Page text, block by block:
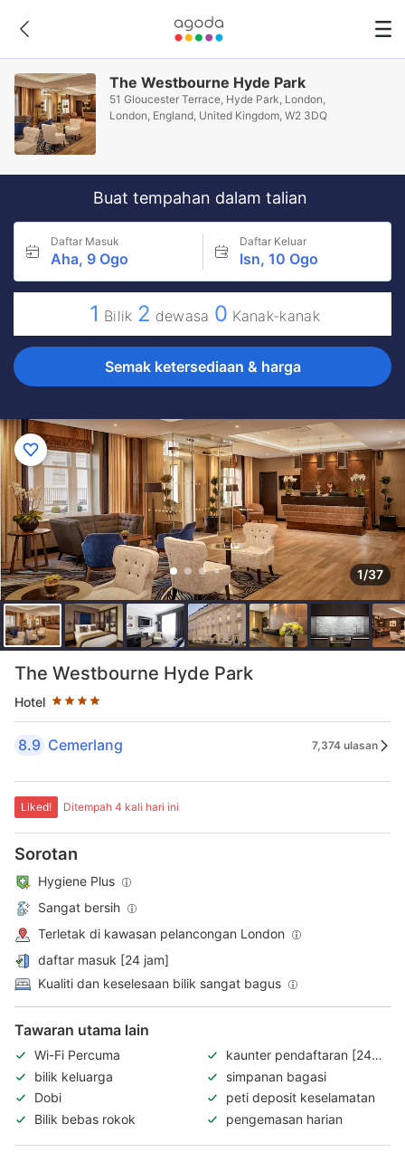
The Westbourne Hyde Park
51 Gloucester Terrace, Hyde Park, London,
London, England, United Kingdom, W2 3DQ
Buat tempahan dalam talian
Daftar Masuk
Aha, 9 Ogo
Daftar Keluar
Isn, 10 Ogo
1 Bilik 2 dewasa 0 Kanak-kanak
Semak ketersediaan & harga
1/37
The Westbourne Hyde Park
Hotel
Taraf bintang 4 bintang
8.9 Cemerlang 7,374 ulasan
Liked! Ditempah 4 kali hari ini
Sorotan
Hygiene Plus
Sangat bersih
Terletak di kawasan pelancongan London
daftar masuk [24 jam]
Kualiti dan keselesaan bilik sangat bagus
Tawaran utama lain
Wi-Fi Percuma
kaunter pendaftaran [24
jam]
bilik keluarga
simpanan bagasi
Dobi
peti deposit keselamatan
Bilik bebas rokok
pengemasan harian